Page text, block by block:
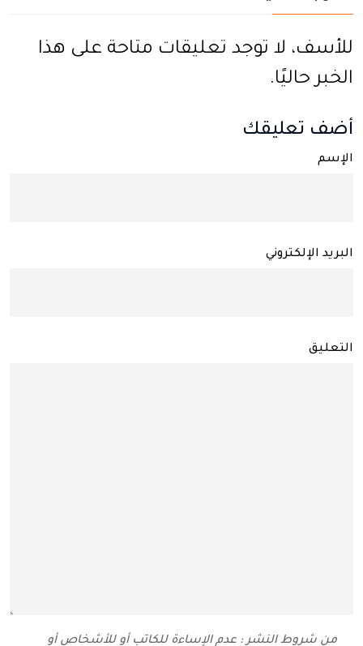
للأسف، لا توجد تعليقات متاحة على هذا
الخبر حاليًا.
أضف تعليقك
الإسم
البريد الإلكتروني
التعليق
من شروط النشر : عدم الإساءة للكاتب أو للأشخاص أو